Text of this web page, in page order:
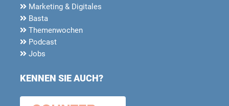
Marketing & Digitales
Basta
Themenwochen
Podcast
Jobs
KENNEN SIE AUCH?